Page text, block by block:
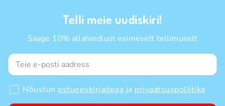
Telli meie uudiskiri!
Saage 10% allahindlust esimeselt tellimuselt
Nõustun ostueeskirjadega ja privaatsuspoliitika